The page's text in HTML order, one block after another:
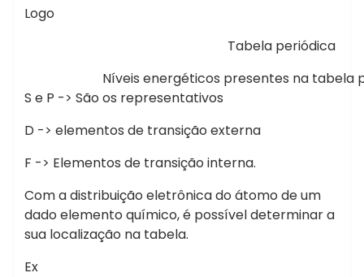
Logo
Tabela periódica
Níveis energéticos presentes na tabela
S e P -> São os representativos
D -> elementos de transição externa
F -> Elementos de transição interna.
Com a distribuição eletrônica do átomo de um
dado elemento químico, é possível determinar a
sua localização na tabela.
Ex